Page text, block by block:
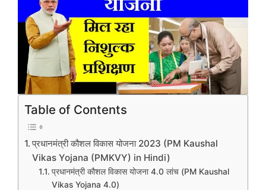
Table of Contents
प्रधानमंत्री कौशल विकास योजना 2023 (PM Kaushal
Vikas Yojana (PMKVY) in Hindi)
प्रधानमंत्री कौशल विकास योजना 4.0 लांच (PM Kaushal
Vikas Yojana 4.0)